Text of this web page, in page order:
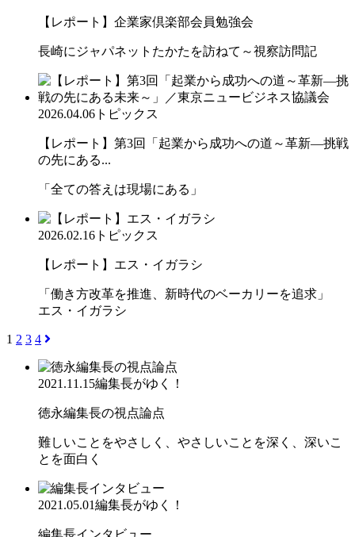
【レポート】企業家倶楽部会員勉強会
長崎にジャパネットたかたを訪ねて～視察訪問記
2026.04.06 トピックス
【レポート】第3回「起業から成功への道～革新―挑戦
の先にある...
「全ての答えは現場にある」
2026.02.16 トピックス
【レポート】エス・イガラシ
「働き方改革を推進、新時代のベーカリーを追求」
エス・イガラシ
1 2 3 4
2021.11.15編集長がゆく！
徳永編集長の視点論点
難しいことをやさしく、やさしいことを深く、深いこ
とを面白く
2021.05.01編集長がゆく！
編集長インタビュー